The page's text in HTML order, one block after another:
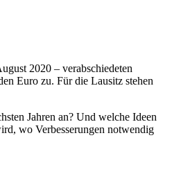
2020 – verabschiedeten
Euro zu. Für die Lausitz stehen
Jahren an? Und welche Ideen
wo Verbesserungen notwendig